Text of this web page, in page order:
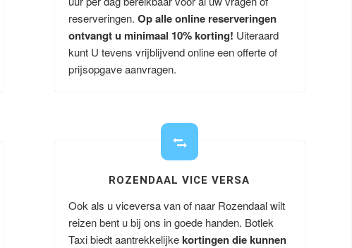
reserveringen.Op alle online reserveringen
ontvangt u minimaal 10% korting! Uiteraard
kunt U tevens vrijblijvend online een offerte of
prijsopgave aanvragen.
ROZENDAAL VICE VERSA
Ook als u viceversa van of naar Rozendaal wilt
reizen bent u bij ons in goede handen. Botlek
Taxi biedt aantrekkelijkekortingen die kunnen